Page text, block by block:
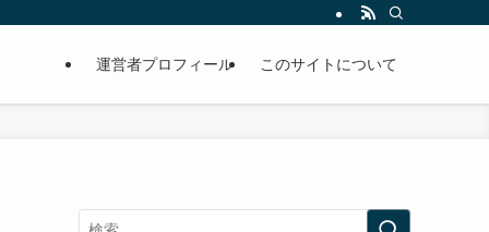
運営者プロフィール このサイトについて